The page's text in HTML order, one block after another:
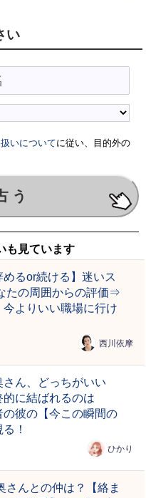
い
いについてに従い、目的外の
も見ています
るor続ける】迷いス
たの周囲からの評価⇒
よりいい職場に行け
西川依摩
さん、どっちがいい
に結ばれるのは
の彼の【今この瞬間の
！
ひかり
さんとの仲は？【絡ま